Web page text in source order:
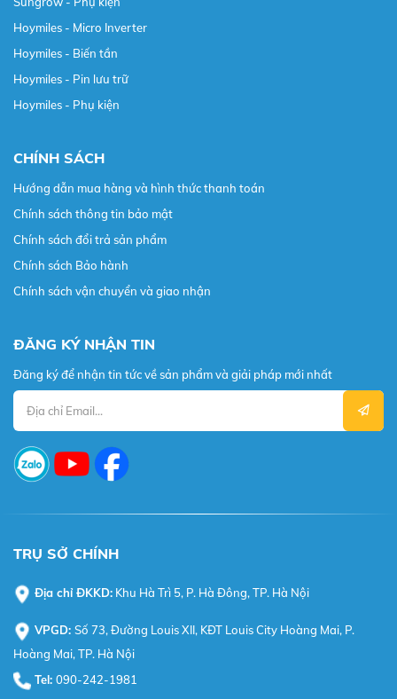
Hoymiles - Micro Inverter
Hoymiles - Biến tần
Hoymiles - Pin lưu trữ
Hoymiles - Phụ kiện
CHÍNH SÁCH
Hướng dẫn mua hàng và hình thức thanh toán
Chính sách thông tin bảo mật
Chính sách đổi trả sản phẩm
Chính sách Bảo hành
Chính sách vận chuyển và giao nhận
ĐĂNG KÝ NHẬN TIN
Đăng ký để nhận tin tức về sản phẩm và giải pháp mới nhất
TRỤ SỞ CHÍNH
Địa chỉ ĐKKD: Khu Hà Trì 5, P. Hà Đông, TP. Hà Nội
VPGD: Số 73, Đường Louis XII, KĐT Louis City Hoàng Mai, P.
Hoàng Mai, TP. Hà Nội
Tel: 090-242-1981